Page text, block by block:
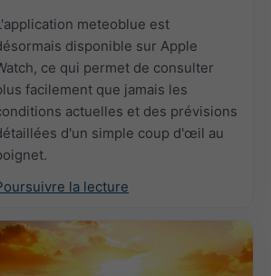
meteoblue est
disponible sur Apple
ce qui permet de consulter
facilement que jamais les
actuelles et des prévisions
d'un simple coup d'œil au
la lecture